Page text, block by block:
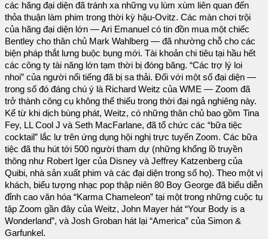
các hãng đại diện đã tránh xa những vụ lùm xùm liên quan đến
thỏa thuận làm phim trong thời kỳ hậu-Ovitz. Các màn chơi trội
của hãng đại diện lớn — Ari Emanuel có tin đồn mua một chiếc
Bentley cho thân chủ Mark Wahlberg — đã nhường chỗ cho các
biện pháp thắt lưng buộc bụng mới. Tài khoản chi tiêu tại hầu hết
các công ty tài năng lớn tạm thời bị đóng băng. “Các trợ lý loi
nhoi” của người nổi tiếng đã bị sa thải. Đối với một số đại diện —
trong số đó đáng chú ý là Richard Weitz của WME — Zoom đã
trở thành công cụ không thể thiếu trong thời đại ngả nghiêng này.
Kể từ khi dịch bùng phát, Weitz, có những thân chủ bao gồm Tina
Fey, LL Cool J và Seth MacFarlane, đã tổ chức các “bữa tiệc
cocktail” lắc lư trên ứng dụng hội nghị trực tuyến Zoom. Các bữa
tiệc đã thu hút tới 500 người tham dự (những khổng lồ truyền
thông như Robert Iger của Disney và Jeffrey Katzenberg của
Quibi, nhà sản xuất phim và các đại diện trong số họ). Theo một vị
khách, biểu tượng nhạc pop thập niên 80 Boy George đã biểu diễn
đỉnh cao văn hóa “Karma Chameleon” tại một trong những cuộc tụ
tập Zoom gần đây của Weitz, John Mayer hát “Your Body is a
Wonderland”, và Josh Groban hát lại “America” của Simon &
Garfunkel.